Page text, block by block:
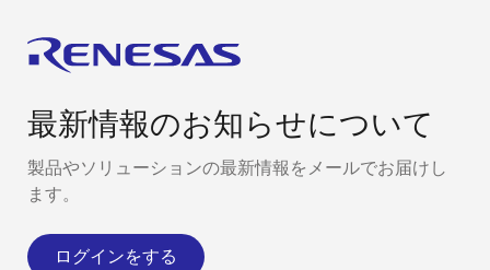
最新情報のお知らせについて
製品やソリューションの最新情報をメールでお届けし
ます。
ログインをする